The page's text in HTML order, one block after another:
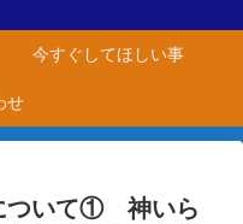
今すぐしてほしい事
せ
ついて① 神いら